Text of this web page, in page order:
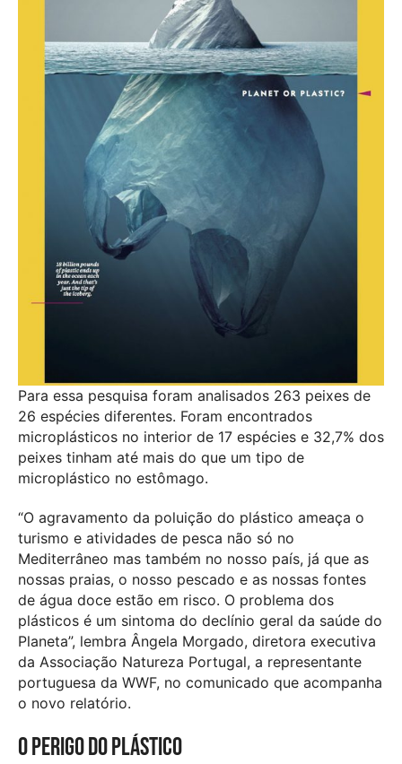
Para essa pesquisa foram analisados 263 peixes de
26 espécies diferentes. Foram encontrados
microplásticos no interior de 17 espécies e 32,7% dos
peixes tinham até mais do que um tipo de
microplástico no estômago.
“O agravamento da poluição do plástico ameaça o
turismo e atividades de pesca não só no
Mediterrâneo mas também no nosso país, já que as
nossas praias, o nosso pescado e as nossas fontes
de água doce estão em risco. O problema dos
plásticos é um sintoma do declínio geral da saúde do
Planeta”, lembra Ângela Morgado, diretora executiva
da Associação Natureza Portugal, a representante
portuguesa da WWF, no comunicado que acompanha
o novo relatório.
O perigo do plástico